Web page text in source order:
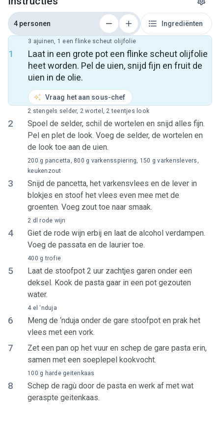
4 personen Ingrediënten
1
Laat in een grote pot een flinke scheut olijfolie
heet worden. Pel de uien, snijd fijn en fruit de
uien in de olie.
Vraag het aan sous-chef
3 ajuinen, 1 een flinke scheut olijfolie
2
Spoel de selder, schil de wortelen en snijd alles fijn.
Pel en plet de look. Voeg de selder, de wortelen en
de look toe aan de uien.
2 stengels selder, 2 wortel, 2 teentjes look
3
Snijd de pancetta, het varkensvlees en de lever in
blokjes en stoof het vlees even mee met de
groenten. Voeg zout toe naar smaak.
200 g pancetta, 800 g varkensspiering, 150 g varkenslevers,
keukenzout
4
Giet de rode wijn erbij en laat de alcohol verdampen.
Voeg de passata en de laurier toe.
2 dl rode wijn
5
Laat de stoofpot 2 uur zachtjes garen onder een
deksel. Kook de pasta gaar in een pot gezouten
water.
400 g trofie
6
Meng de ‘nduja onder de gare stoofpot en prak het
vlees met een vork.
4 el ‘nduja
7
Zet een pan op het vuur en schep de gare pasta erin,
samen met een soeplepel kookvocht.
8
Schep de ragù door de pasta en werk af met wat
geraspte geitenkaas.
100 g harde geitenkaas